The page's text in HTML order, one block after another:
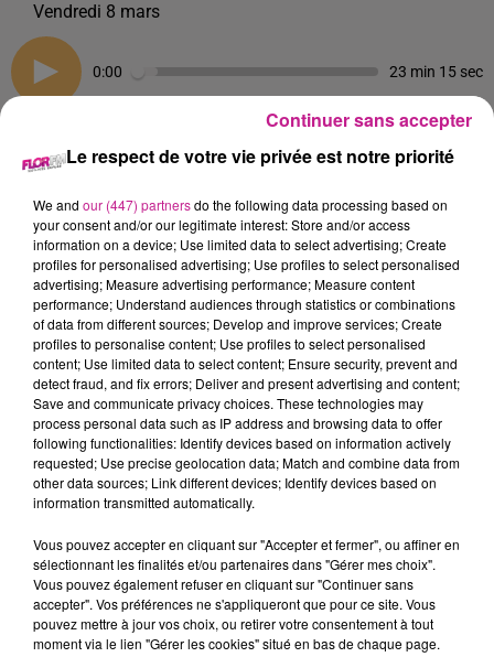
Vendredi 8 mars
0:00 23 min 15 sec
8 mars 2024 - 23 min 15 sec
LE 7-10 ALSACE DU 8 MARS
Retrouvez les meilleurs moments du 7-10 Alsace avecM2
Color, votre façadier dans le Haut-Rhin.
6h00
6h00 5h57
5h57 5h54
5h54
Le respect de votre vie privée est notre priorité
We and our (447) partnersdo the following data processing based on
your consent and/or our legitimate interest: Store and/or access
information on a device; Use limited data to select advertising; Create
profiles for personalised advertising; Use profiles to select personalised
advertising; Measure advertising performance; Measure content
performance; Understand audiences through statistics or combinations
of data from different sources; Develop and improve services; Create
profiles to personalise content; Use profiles to select personalised
content; Use limited data to select content; Ensure security, prevent and
detect fraud, and fix errors; Deliver and present advertising and content;
Save and communicate privacy choices. These technologies may
process personal data such as IP address and browsing data to offer
following functionalities: Identify devices based on information actively
requested; Use precise geolocation data; Match and combine data from
other data sources; Link different devices; Identify devices based on
information transmitted automatically.
Vous pouvez accepter en cliquant sur "Accepter et fermer", ou affiner en
sélectionnant les finalités et/ou partenaires dans "Gérer mes choix".
Vous pouvez également refuser en cliquant sur "Continuer sans
accepter". Vos préférences ne s'appliqueront que pour ce site. Vous
pouvez mettre à jour vos choix, ou retirer votre consentement à tout
moment via le lien "Gérer les cookies" situé en bas de chaque page.
Continuer sans accepter